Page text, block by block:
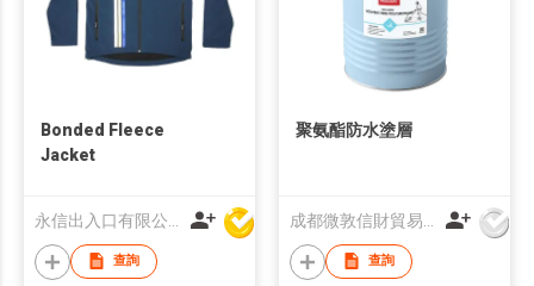
Bonded Fleece
Jacket
查詢
聚氨酯防水塗層
查詢